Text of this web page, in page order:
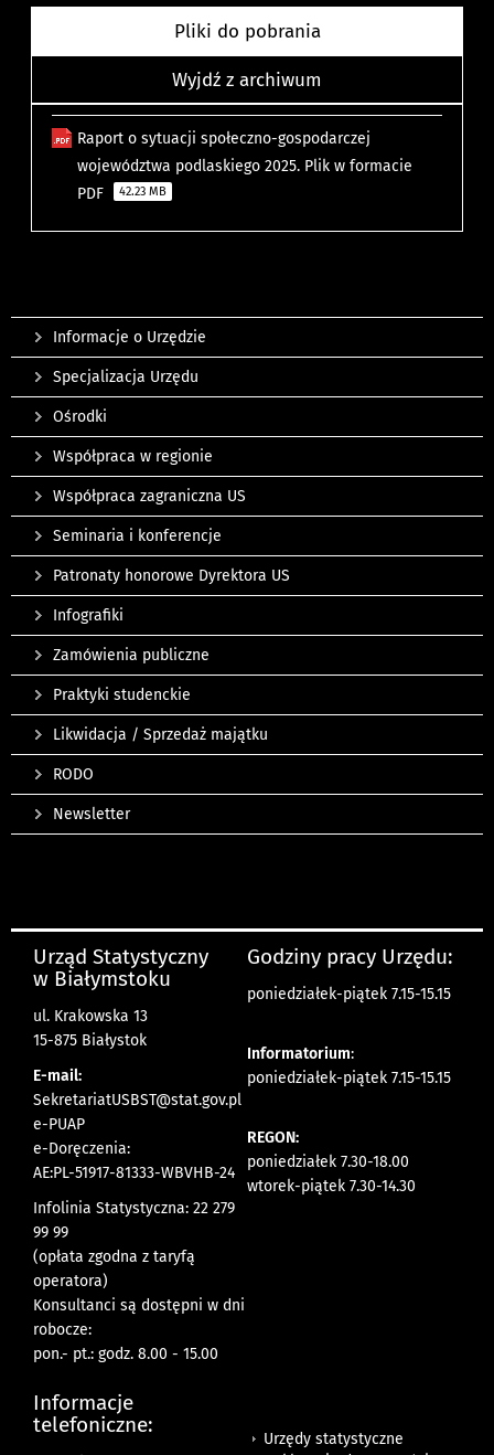
Pliki do pobrania
Wyjdź z archiwum
Raport o sytuacji społeczno-gospodarczej
województwa podlaskiego 2025. Plik w formacie
PDF
42.23 MB
Informacje o Urzędzie
Specjalizacja Urzędu
Ośrodki
Współpraca w regionie
Współpraca zagraniczna US
Seminaria i konferencje
Patronaty honorowe Dyrektora US
Infografiki
Zamówienia publiczne
Praktyki studenckie
Likwidacja / Sprzedaż majątku
RODO
Newsletter
Urząd Statystyczny
w Białymstoku
ul. Krakowska 13
15-875 Białystok
E-mail:
SekretariatUSBST@stat.gov.pl
e-PUAP
e-Doręczenia:
AE:PL-51917-81333-WBVHB-24
Infolinia Statystyczna: 22 279
99 99
(opłata zgodna z taryfą
operatora)
Konsultanci są dostępni w dni
robocze:
pon.- pt.: godz. 8.00 - 15.00
Godziny pracy Urzędu:
poniedziałek-piątek 7.15-15.15
Informatorium:
poniedziałek-piątek 7.15-15.15
REGON:
poniedziałek 7.30-18.00
wtorek-piątek 7.30-14.30
Informacje
telefoniczne:
Urzędy statystyczne